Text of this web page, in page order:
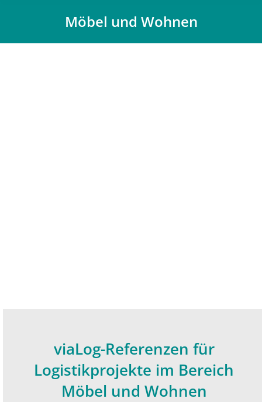
Möbel und Wohnen
viaLog-Referenzen für
Logistikprojekte im Bereich
Möbel und Wohnen